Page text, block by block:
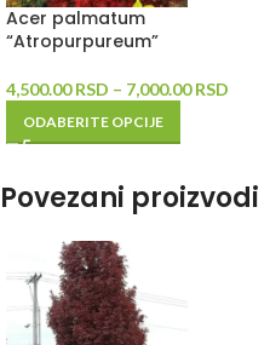
Acer palmatum
“Atropurpureum”
4,500.00RSD – 7,000.00RSD
ODABERITE OPCIJE
Povezani proizvodi